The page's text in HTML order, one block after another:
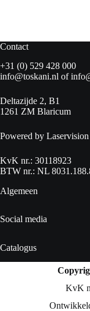
Contact
+31 (0) 529 428 000
info@toskani.nl of
Deltazijde 2, B1
1261 ZM Blaricum
Powered by Laservision
KvK nr.: 30118923
BTW nr.: NL
Algemeen
Social media
Catalogus
KvK